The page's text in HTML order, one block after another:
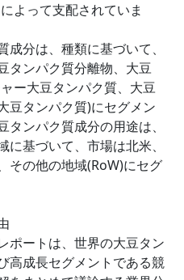
よって支配されていま
分は、種類に基づいて、
タンパク質分離物、大豆
ー大豆タンパク質、大豆
豆タンパク質)にセグメン
タンパク質成分の用途は、
基づいて、市場は北米、
その他の地域(RoW)にセグ
ポートは、世界の大豆タン
高成長セグメントである競